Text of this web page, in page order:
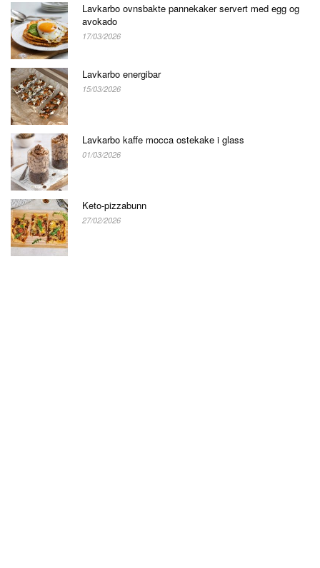
Lavkarbo ovnsbakte pannekaker servert med egg og
avokado
17/03/2026
Lavkarbo energibar
15/03/2026
Lavkarbo kaffe mocca ostekake i glass
01/03/2026
Keto-pizzabunn
27/02/2026